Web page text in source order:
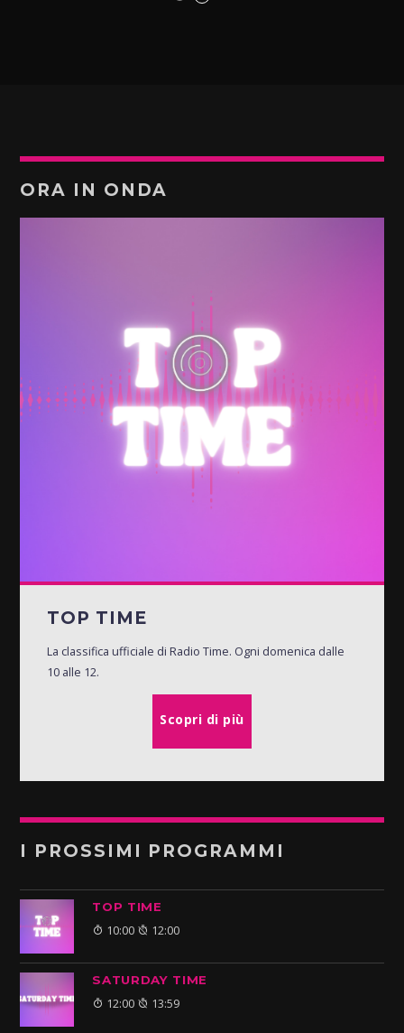
ORA IN ONDA
TOP TIME
La classifica ufficiale di Radio Time. Ogni domenica dalle
10 alle 12.
Scopri di più
I PROSSIMI PROGRAMMI
TOP TIME
10:00 12:00
SATURDAY TIME
12:00 13:59